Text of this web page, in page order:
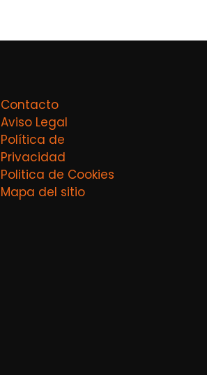
Contacto
Aviso Legal
Política de
Privacidad
Politica de Cookies
Mapa del sitio